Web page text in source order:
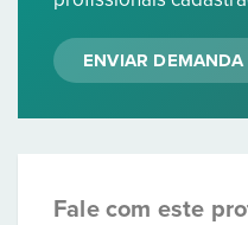
ENVIAR DEMANDA
Fale com este